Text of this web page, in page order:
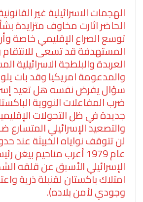
الهجمات الاسرائيلية غير
الحاضر اثارت مخاوف متزايدة
توسع الصراع الإقليمي خاصة
المستهدفة قد تسعى
العربدة والبلطجة الاسرائيلية
والمدعومة امريكيا وقد بات
سؤال يفرض نفسه هل تعيد
ضرب المفاعلات النووية
جديدة في ظل التحولات
والتصعيد الإسرائيلي المتسارع
لن تتوقف نواياه الخبيثة عند
عام 1979 أعرب مناحيم بيغن
الإسرائيلي الأسبق عن قلقه
امتلاك باكستان لقنبلة ذرية
وجودي لأمن بلاده).